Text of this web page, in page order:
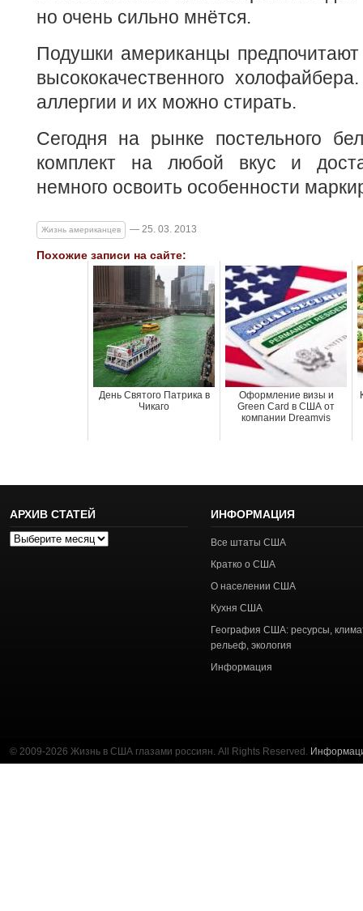
но очень сильно мнётся.
Подушки американцы
высококачественного
аллергии и их можно стирать.
Сегодня на рынке постельного
комплект на любой вкус и
немного освоить особенности
Жизнь американцев — 25. 03. 2013
Похожие записи на сайте:
День Святого Патрика в
Чикаго
Оформление визы и
Green Card в США от
компании Dreamvis
АРХИВ СТАТЕЙ
Архив
ИНФОРМАЦИЯ
Все штаты США
Кратко о США
О населении США
Кухня США
География США: ресурсы,
рельеф, экология
Информация
© 2009-2026 Жизнь в США глазами россиян. All Rights Reserved.